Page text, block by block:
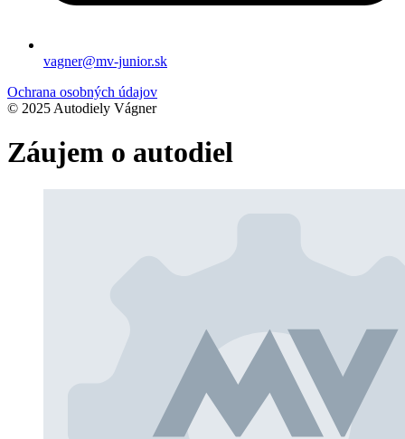
vagner@mv-junior.sk
Ochrana osobných údajov
© 2025 Autodiely Vágner
Záujem o autodiel